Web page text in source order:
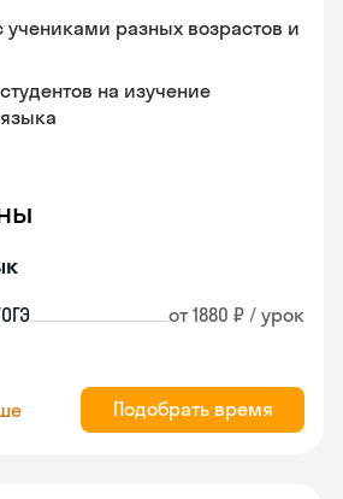
учениками разных возрастов и
на изучение
от 1880 ₽ / урок
Подобрать время